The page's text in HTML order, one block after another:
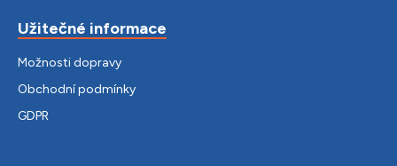
Užitečné informace
Možnosti dopravy
Obchodní podmínky
GDPR